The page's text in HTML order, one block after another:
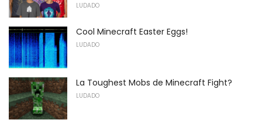
LUDADO
Cool Minecraft Easter Eggs!
LUDADO
La Toughest Mobs de Minecraft Fight?
LUDADO